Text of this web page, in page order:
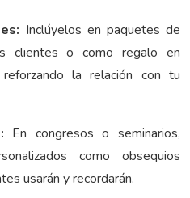
Inclúyelos en paquetes de
clientes o como regalo en
la relación con tu
En congresos o seminarios,
como obsequios
usarán y recordarán.